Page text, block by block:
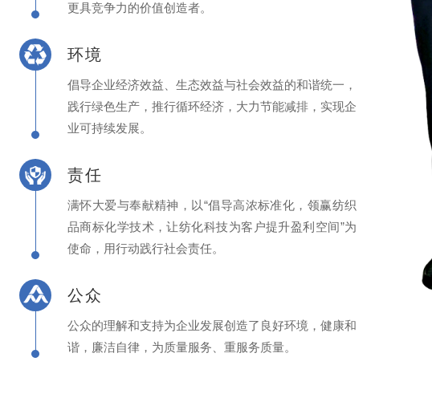
更具竞争力的价值创造者。
环境
倡导企业经济效益、生态效益与社会效益的和谐统一，
践行绿色生产，推行循环经济，大力节能减排，实现企
业可持续发展。
责任
满怀大爱与奉献精神，以“倡导高浓标准化，领赢纺织
品商标化学技术，让纺化科技为客户提升盈利空间”为
使命，用行动践行社会责任。
公众
公众的理解和支持为企业发展创造了良好环境，健康和
谐，廉洁自律，为质量服务、重服务质量。